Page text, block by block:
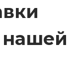
нашей